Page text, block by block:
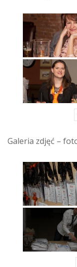
Galeria zdjęć –